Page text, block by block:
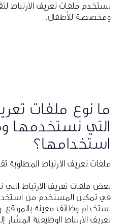
نستخدم ملفات تعريف الارتباط
ومخصصة للأطفال.
ما نوع ملفات
التي نستخدمها
استخدامها؟
ملفات تعريف الارتباط المطلوبة
بعض ملفات تعريف الارتباط
في تمكين المستخدم من استخدام
استخدام وظائف معينة
تعريف الارتباط الوظيفية المشار